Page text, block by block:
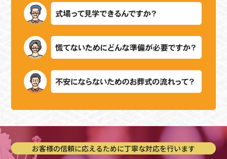
お客様の信頼に応えるために丁寧な対応を行います